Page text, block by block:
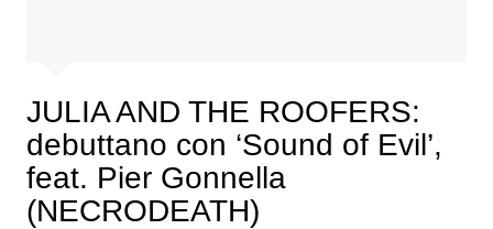
JULIA AND THE ROOFERS:
debuttano con ‘Sound of Evil’,
feat. Pier Gonnella
(NECRODEATH)